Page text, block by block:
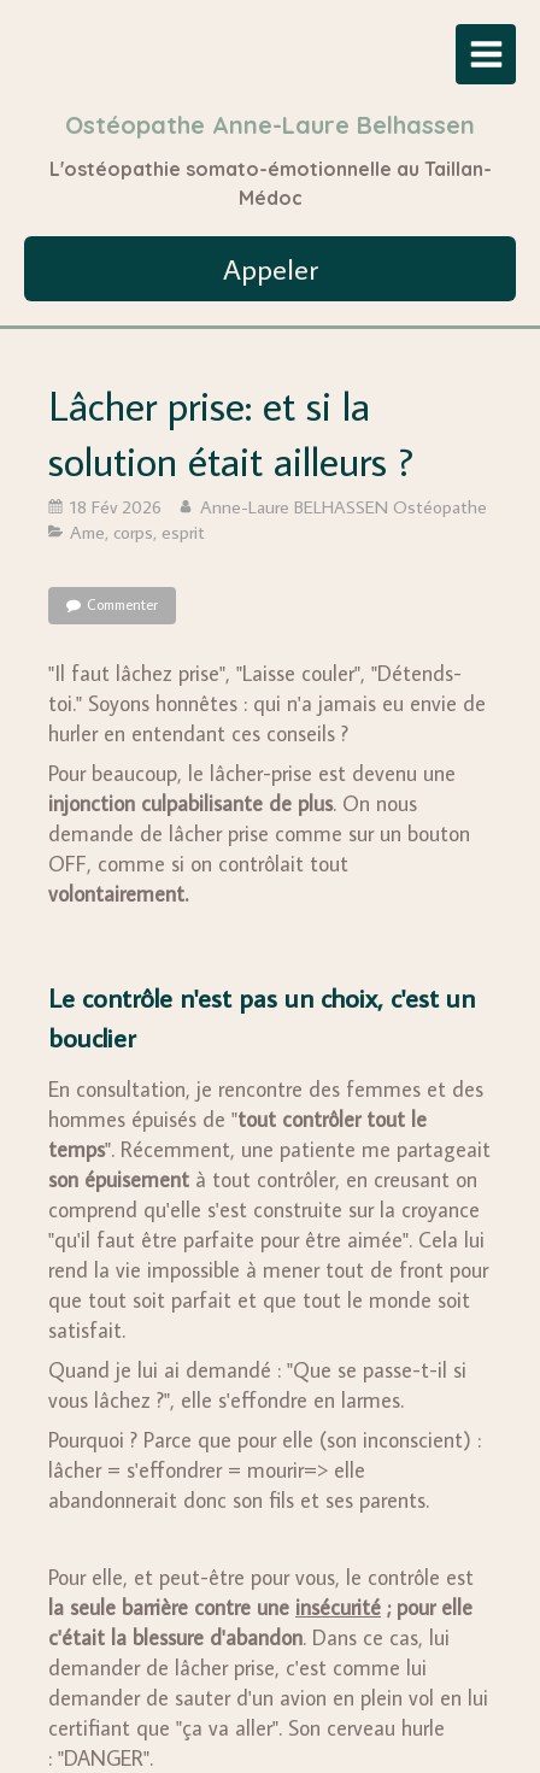
Ostéopathe Anne-Laure Belhassen
L'ostéopathie somato-émotionnelle au Taillan-
Médoc
Appeler
Lâcher prise: et si la
solution était ailleurs ?
18 Fév 2026
Anne-Laure BELHASSEN Ostéopathe
Ame, corps, esprit
Commenter
"Il faut lâchez prise", "Laisse couler", "Détends-
toi." Soyons honnêtes : qui n'a jamais eu envie de
hurler en entendant ces conseils ?
Pour beaucoup, le lâcher-prise est devenu une
injonction culpabilisante de plus. On nous
demande de lâcher prise comme sur un bouton
OFF, comme si on contrôlait tout
volontairement.
Le contrôle n'est pas un choix, c'est un
bouclier
En consultation, je rencontre des femmes et des
hommes épuisés de "tout contrôler tout le
temps". Récemment, une patiente me partageait
son épuisement à tout contrôler, en creusant on
comprend qu'elle s'est construite sur la croyance
"qu'il faut être parfaite pour être aimée". Cela lui
rend la vie impossible à mener tout de front pour
que tout soit parfait et que tout le monde soit
satisfait.
Quand je lui ai demandé : "Que se passe-t-il si
vous lâchez ?", elle s'effondre en larmes.
Pourquoi ? Parce que pour elle (son inconscient) :
lâcher = s'effondrer = mourir=> elle
abandonnerait donc son fils et ses parents.
Pour elle, et peut-être pour vous, le contrôle est
la seule barrière contre une insécurité ; pour elle
c'était la blessure d'abandon. Dans ce cas, lui
demander de lâcher prise, c'est comme lui
demander de sauter d'un avion en plein vol en lui
certifiant que "ça va aller". Son cerveau hurle
: "DANGER".